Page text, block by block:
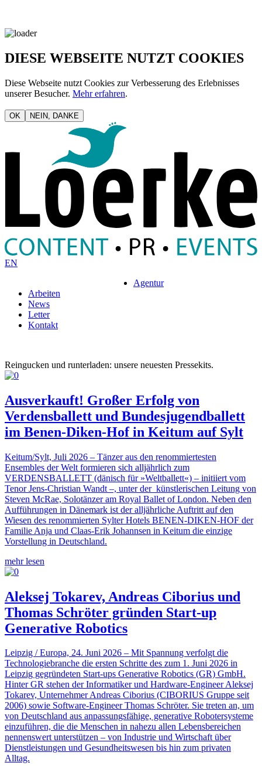
DIESE WEBSEITE NUTZT COOKIES
Diese Webseite nutzt Cookies zur Verbesserung des Erlebnisses
unserer Besucher. Mehr erfahren.
OK NEIN, DANKE
EN
Agentur
Arbeiten
News
Letter
Kontakt
Reingucken und runterladen: unsere neuesten Pressekits.
Ausverkauft! Großer Erfolg von
Verdensballett und Bundesjugendballett
im Benen-Diken-Hof in Keitum auf Sylt
Keitum/Sylt, Juli 2026 – Tänzer aus den renommiertesten
Ensembles der Welt formieren sich alljährlich zum
VERDENSBALLETT (dänisch für »Weltballett«) – initiiert vom
Tenor Jens-Christian Wandt –, unter der künstlerischen Leitung von
Steven McRae, Solotänzer am Royal Ballet of London. Neben den
Aufführungen in Dänemark ist der alljährliche Auftritt auf den
Wiesen des renommierten Sylter Hotels BENEN-DIKEN-HOF der
Familie Anja und Claas-Erik Johannsen in Keitum die einzige
Vorstellung in Deutschland.
mehr lesen
Aleksej Tokarev, Andreas Ciborius und
Thomas Schröter gründen Start-up
Generative Robotics
Leipzig / Europa, 24. Juni 2026 – Mit Spannung verfolgt die
Technologiebranche die ersten Schritte des zum 1. Juni 2026 in
Leipzig gegründeten Start-ups Generative Robotics (GR) GmbH.
Hinter GR stehen der Informatiker und Hardware-Engineer Aleksej
Tokarev, Unternehmer Andreas Ciborius (CIBORIUS Gruppe seit
2006) sowie Software-Engineer Thomas Schröter. Sie treten an, um
von Deutschland aus anpassungsfähige, generative Robotersysteme
einzuführen, die die Menschen in nahezu allen Lebensbereichen
nennenswert unterstützen – von Industrie und Wirtschaft über
Dienstleistungen und Gesundheitswesen bis hin zum privaten
Alltag.